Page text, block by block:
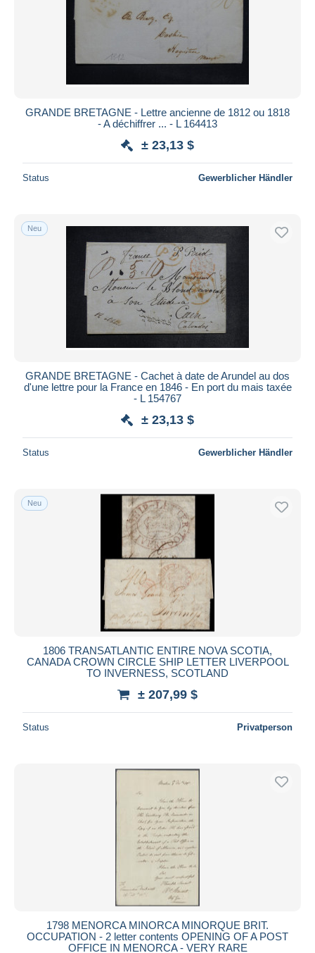
GRANDE BRETAGNE - Lettre ancienne de 1812 ou 1818
- A déchiffrer ... - L 164413
± 23,13 $
Status Gewerblicher Händler
Neu
GRANDE BRETAGNE - Cachet à date de Arundel au dos
d'une lettre pour la France en 1846 - En port du mais taxée
- L 154767
± 23,13 $
Status Gewerblicher Händler
Neu
1806 TRANSATLANTIC ENTIRE NOVA SCOTIA,
CANADA CROWN CIRCLE SHIP LETTER LIVERPOOL
TO INVERNESS, SCOTLAND
± 207,99 $
Status Privatperson
1798 MENORCA MINORCA MINORQUE BRIT.
OCCUPATION - 2 letter contents OPENING OF A POST
OFFICE IN MENORCA - VERY RARE